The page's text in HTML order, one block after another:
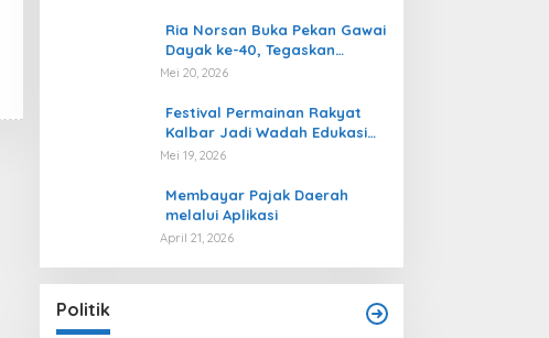
Ria Norsan Buka Pekan Gawai
Dayak ke-40, Tegaskan
Semangat Persatuan dan
Mei 20, 2026
Festival Permainan Rakyat
Kalbar Jadi Wadah Edukasi
Multikultural dan Gaya Hidup
Mei 19, 2026
Membayar Pajak Daerah
melalui Aplikasi
April 21, 2026
Politik
Erani Sampaikan Terima Kasih Atas
Dukungan Masyarakat
Di Politik |